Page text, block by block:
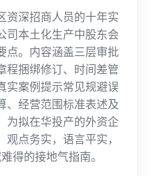
资深招商人员的十年实
司本土化生产中股东会
点。内容涵盖三层审批
程捆绑修订、时间差管
实案例提示常见规避误
、经营范围标准表述及
为拟在华投产的外资企
点务实，语言平实，
得的接地气指南。